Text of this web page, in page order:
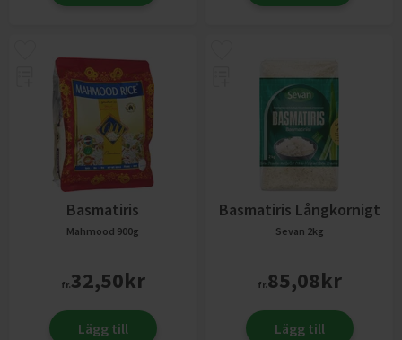
Basmatiris
Mahmood 900g
fr.32,50kr
Lägg till
Basmatiris Långkornigt
Sevan 2kg
fr.85,08kr
Lägg till